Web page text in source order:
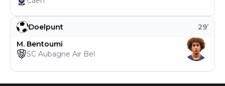
Doelpunt 29’
M. Bentoumi
SC Aubagne Air Bel